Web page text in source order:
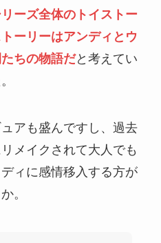
リーズ全体のトイストー
ーリーはアンディとウ
ちの物語だと考えてい
アも盛んですし、過去
メイクされて大人でも
ィに感情移入する方が
。